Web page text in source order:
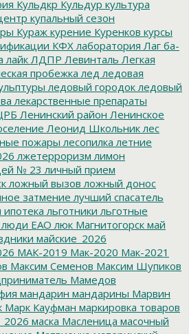
Кульдкр Кульдур культура
купальный сезон
Кураж курение Куренков курсы
КФХ лаборатория Лаг ба-
лайк ЛДПР Левинталь Легкая
пробежка лед ледовая
ледовый городок ледовый
лекарственные препараты
Ленинский район Ленинское
Леонид Школьник лес
пожары лесопилка летние
лжетерроризм лимон
№ 23 личный прием
ложный вызов ложный донос
затмение лучший спасатель
ипотека льготники льготные
люди ЕАО люк Магнитогорск май
майские_2026
МАК-2019 Мак-2020 Мак-2021
Максим Семенов Максим Шупиков
Мамедов
мандарин мандарины Марвин
Марк Кауфман маркировка товаров
маска Масленица масочный